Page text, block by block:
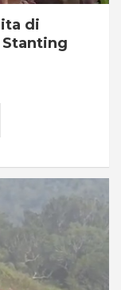
di